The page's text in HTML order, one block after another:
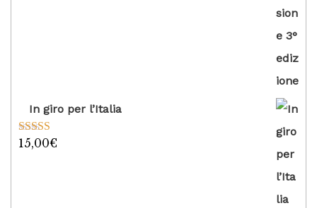
In giro per l’Italia
Valutato
15,00€